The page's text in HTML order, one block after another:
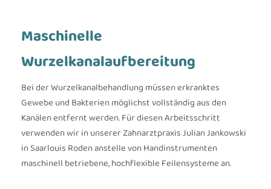
Maschinelle
Wurzelkanalaufbereitung
Bei der Wurzelkanalbehandlung müssen erkranktes
Gewebe und Bakterien möglichst vollständig aus den
Kanälen entfernt werden. Für diesen Arbeitsschritt
verwenden wir in unserer Zahnarztpraxis Julian Jankowski
in Saarlouis Roden anstelle von Handinstrumenten
maschinell betriebene, hochflexible Feilensysteme an.